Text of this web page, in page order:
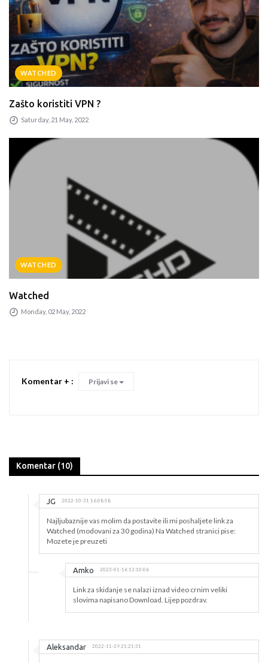
WATCHED
Zašto koristiti VPN ?
Saturday, 21 May, 2022
WATCHED
Watched
Monday, 02 May, 2022
Komentar + : Prijavi se
Komentar (10)
JG 2022-10-31 16:08:58
Najljubaznije vas molim da postavite ili mi poshaljete link za
Watched (modovani za 30 godina) Na Watched stranici pise:
Mozete je preuzeti
Amko 2023-01-16 13:10:06
Link za skidanje se nalazi iznad video crnim veliki
slovima napisano Download. Lijep pozdrav.
Aleksandar 2022-11-29 21:21:31